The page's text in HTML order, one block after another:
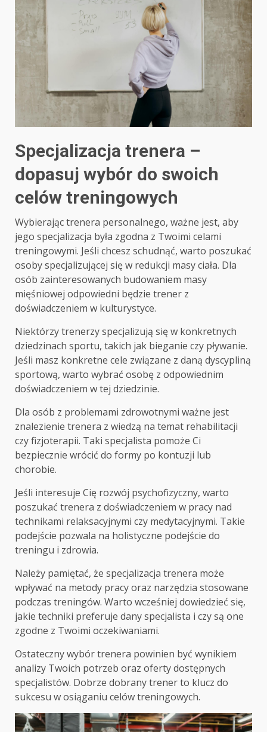
Specjalizacja trenera –
dopasuj wybór do swoich
celów treningowych
Wybierając trenera personalnego, ważne jest, aby
jego specjalizacja była zgodna z Twoimi celami
treningowymi. Jeśli chcesz schudnąć, warto poszukać
osoby specjalizującej się w redukcji masy ciała. Dla
osób zainteresowanych budowaniem masy
mięśniowej odpowiedni będzie trener z
doświadczeniem w kulturystyce.
Niektórzy trenerzy specjalizują się w konkretnych
dziedzinach sportu, takich jak bieganie czy pływanie.
Jeśli masz konkretne cele związane z daną dyscypliną
sportową, warto wybrać osobę z odpowiednim
doświadczeniem w tej dziedzinie.
Dla osób z problemami zdrowotnymi ważne jest
znalezienie trenera z wiedzą na temat rehabilitacji
czy fizjoterapii. Taki specjalista pomoże Ci
bezpiecznie wrócić do formy po kontuzji lub
chorobie.
Jeśli interesuje Cię rozwój psychofizyczny, warto
poszukać trenera z doświadczeniem w pracy nad
technikami relaksacyjnymi czy medytacyjnymi. Takie
podejście pozwala na holistyczne podejście do
treningu i zdrowia.
Należy pamiętać, że specjalizacja trenera może
wpływać na metody pracy oraz narzędzia stosowane
podczas treningów. Warto wcześniej dowiedzieć się,
jakie techniki preferuje dany specjalista i czy są one
zgodne z Twoimi oczekiwaniami.
Ostateczny wybór trenera powinien być wynikiem
analizy Twoich potrzeb oraz oferty dostępnych
specjalistów. Dobrze dobrany trener to klucz do
sukcesu w osiąganiu celów treningowych.